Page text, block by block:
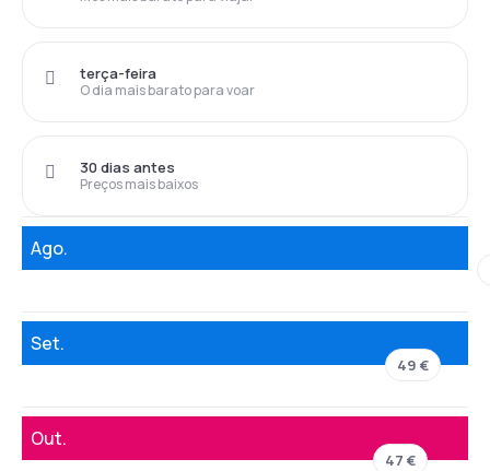
O dia mais barato para voar
terça-feira
Preços mais baixos
30 dias antes
Ago.
Set.
49 €
Out.
47 €